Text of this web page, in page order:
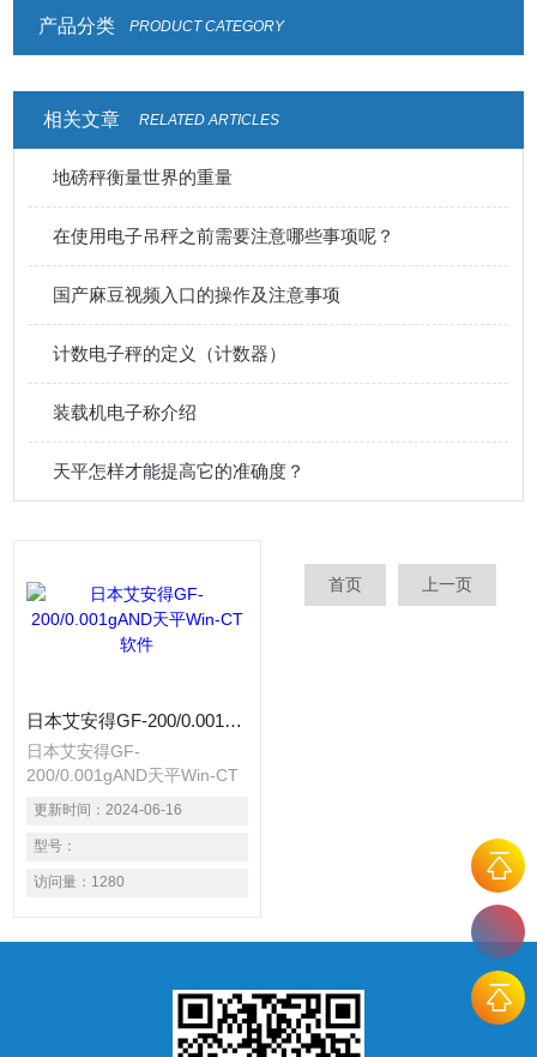
产品分类 PRODUCT CATEGORY
相关文章 RELATED ARTICLES
地磅秤衡量世界的重量
在使用电子吊秤之前需要注意哪些事项呢？
国产麻豆视频入口的操作及注意事项
计数电子秤的定义（计数器）
装载机电子称介绍
天平怎样才能提高它的准确度？
日本艾安得GF-200/0.001gAND天平Win-CT软件
日本艾安得GF-
200/0.001gAND天平Win-CT
软件 ●GX-04 比较功能 ●GX-
06 模拟输出 ●GX-10 玻璃防
风罩（GX-
200/400/600/1000） ●GX-11
玻璃防风罩（GX-
●GX-12 动物称重盘
更新时间： 2024-06-16
型号：
访问量： 1280
首页 上一页